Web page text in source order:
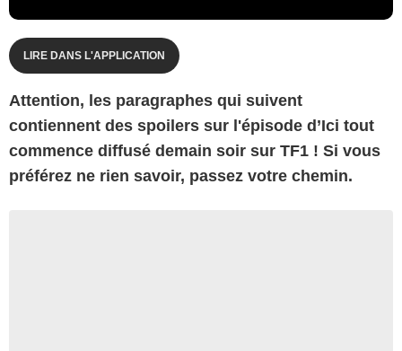
LIRE DANS L'APPLICATION
Attention, les paragraphes qui suivent
contiennent des spoilers sur l'épisode d’Ici tout
commence diffusé demain soir sur TF1 ! Si vous
préférez ne rien savoir, passez votre chemin.